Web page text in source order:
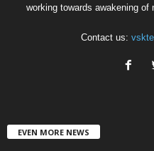
working towards awakening of
Contact us:
EVEN MORE NEWS